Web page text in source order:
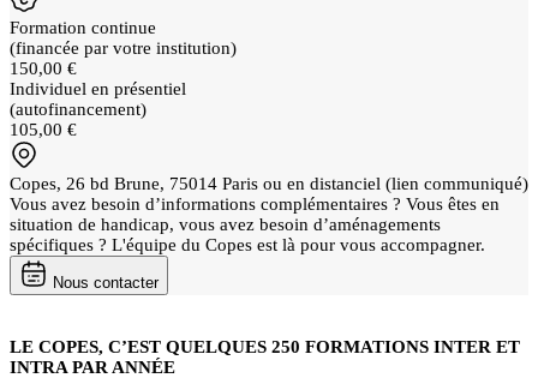
Formation continue
(financée par votre institution)
150,00 €
Individuel en présentiel
(autofinancement)
105,00 €
Copes, 26 bd Brune, 75014 Paris ou en distanciel (lien communiqué)
Vous avez besoin d’informations complémentaires ? Vous êtes en
situation de handicap, vous avez besoin d’aménagements
spécifiques ? L'équipe du Copes est là pour vous accompagner.
Nous contacter
LE COPES, C’EST QUELQUES 250 FORMATIONS INTER ET
INTRA PAR ANNÉE